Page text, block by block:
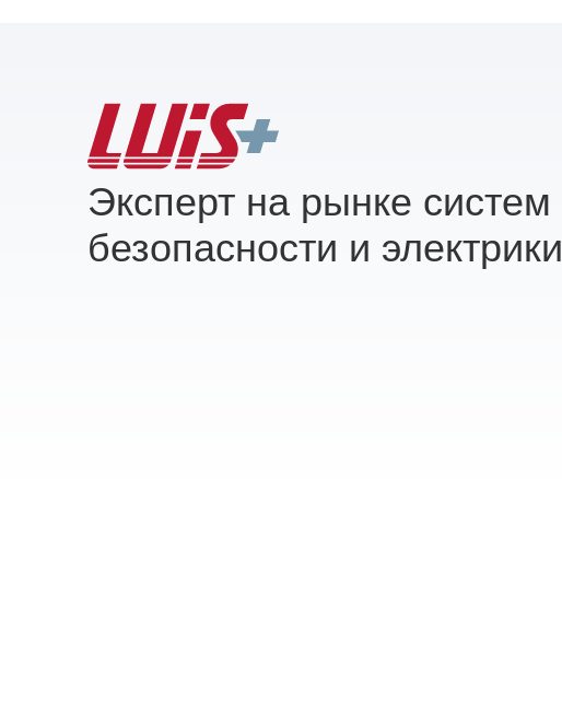
Эксперт на рынке систем
безопасности и электрики